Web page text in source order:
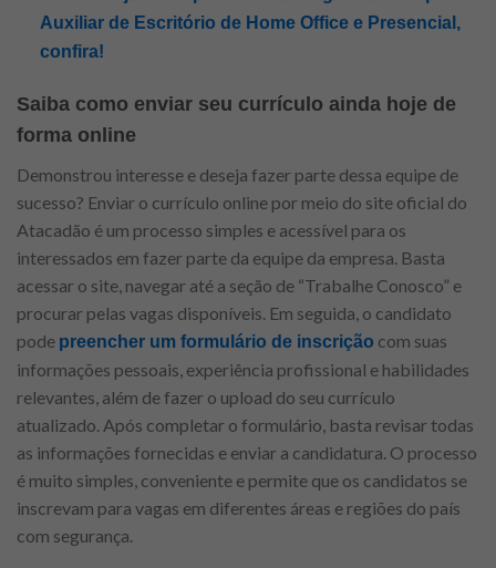
Auxiliar de Escritório de Home Office e Presencial,
confira!
Saiba como enviar seu currículo ainda hoje de
forma online
Demonstrou interesse e deseja fazer parte dessa equipe de
sucesso? Enviar o currículo online por meio do site oficial do
Atacadão é um processo simples e acessível para os
interessados em fazer parte da equipe da empresa. Basta
acessar o site, navegar até a seção de “Trabalhe Conosco” e
procurar pelas vagas disponíveis. Em seguida, o candidato
pode preencher um formulário de inscrição com suas
informações pessoais, experiência profissional e habilidades
relevantes, além de fazer o upload do seu currículo
atualizado. Após completar o formulário, basta revisar todas
as informações fornecidas e enviar a candidatura. O processo
é muito simples, conveniente e permite que os candidatos se
inscrevam para vagas em diferentes áreas e regiões do país
com segurança.